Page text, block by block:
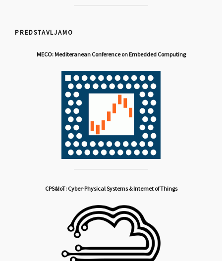
PREDSTAVLJAMO
MECO: Mediteranean Conference on Embedded Computing
CPS&IoT: Cyber-Physical Systems & Internet of Things